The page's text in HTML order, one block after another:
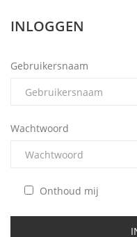
INLOGGEN
Gebruikersnaam
Wachtwoord
Onthoud mij